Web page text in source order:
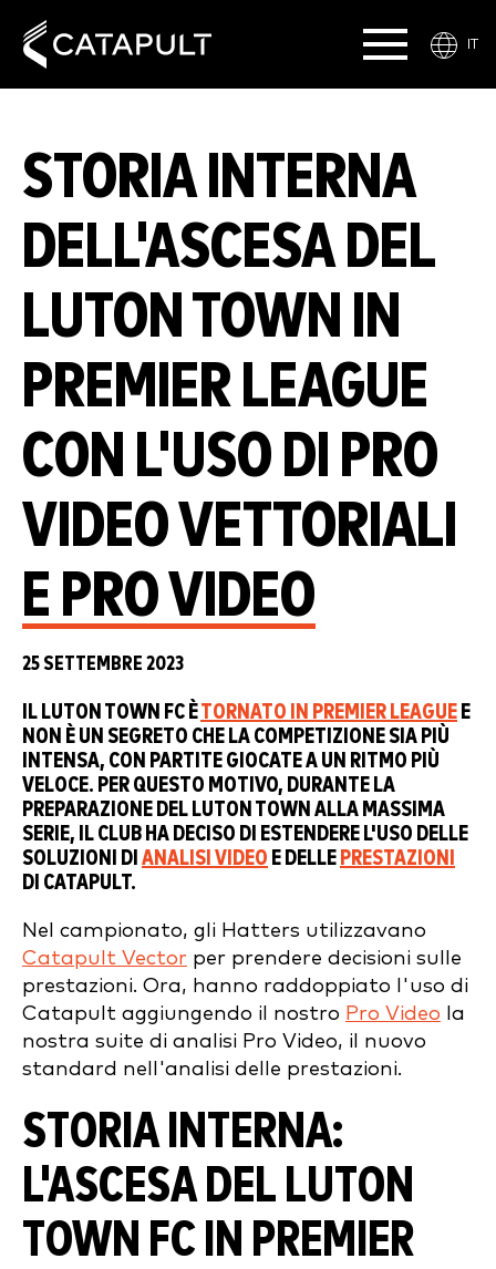
IT
STORIA INTERNA
DELL'ASCESA DEL
LUTON TOWN IN
PREMIER LEAGUE
CON L'USO DI PRO
VIDEO VETTORIALI
E PRO VIDEO
25 SETTEMBRE 2023
IL LUTON TOWN FC ÈTORNATO IN PREMIER LEAGUE E
NON È UN SEGRETO CHE LA COMPETIZIONE SIA PIÙ
INTENSA, CON PARTITE GIOCATE A UN RITMO PIÙ
VELOCE. PER QUESTO MOTIVO, DURANTE LA
PREPARAZIONE DEL LUTON TOWN ALLA MASSIMA
SERIE, IL CLUB HA DECISO DI ESTENDERE L'USO DELLE
SOLUZIONI DI ANALISI VIDEO E DELLE PRESTAZIONI
DI CATAPULT.
Nel campionato, gli Hatters utilizzavano
Catapult Vector per prendere decisioni sulle
prestazioni. Ora, hanno raddoppiato l'uso di
Catapult aggiungendo il nostro Pro Video la
nostra suite di analisi Pro Video, il nuovo
standard nell'analisi delle prestazioni.
STORIA INTERNA:
L'ASCESA DEL LUTON
TOWN FC IN PREMIER